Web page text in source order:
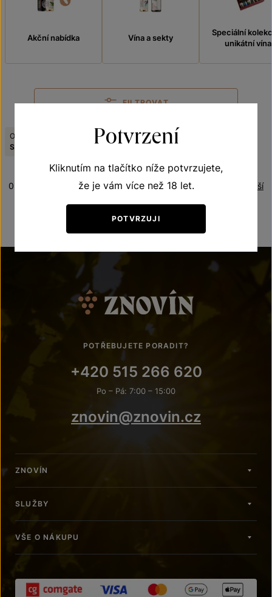
Akční nabídka Vína a sekty
Speciální
unikátní vína
FILTROVAT
Odrůda:
Sauvignon
Viniční trať:
Zrušit filtry
Nejdražší
0 produktů
POTŘEBUJETE PORADIT?
+420 515 266 620
Po – Pá: 7:00 – 15:00
znovin@znovin.cz
ZNOVÍN
SLUŽBY
VŠE O NÁKUPU
Potvrzení
Kliknutím na tlačítko níže potvrzujete,
že je vám více než 18 let.
POTVRZUJI